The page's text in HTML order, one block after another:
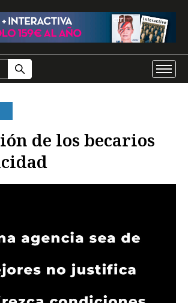
de los becarios